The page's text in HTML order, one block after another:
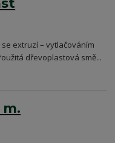
se extruzí – vytlačováním
dřevoplastová smě...
m.